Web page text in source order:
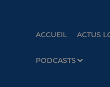
ACCUEIL ACTUS
PODCASTS